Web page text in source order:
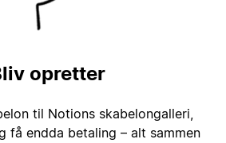
opretter
til Notions skabelongalleri,
få endda betaling – alt sammen